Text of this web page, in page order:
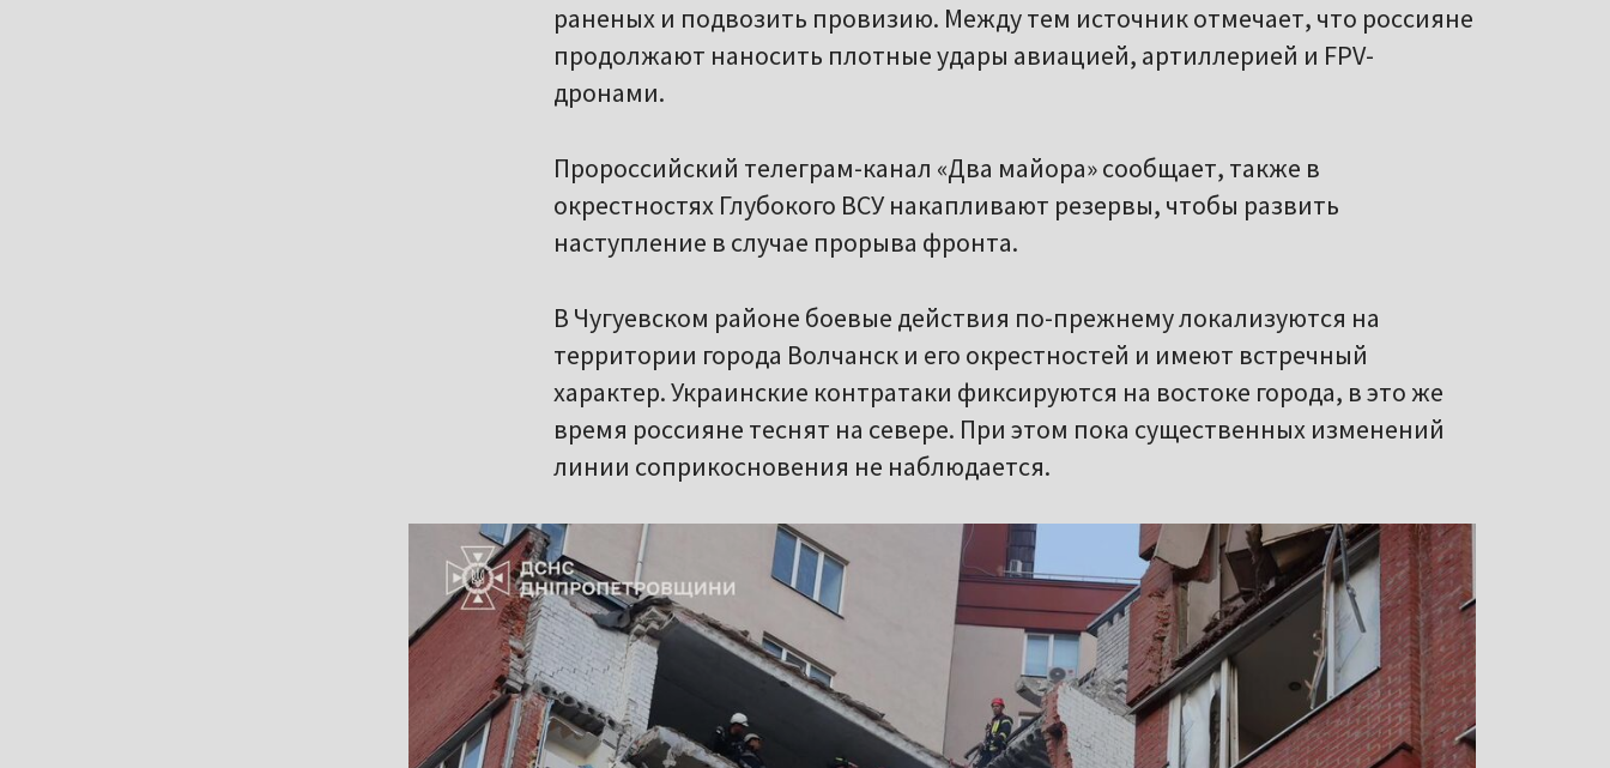
раненых и подвозить провизию. Между тем источник отмечает, что россияне
продолжают наносить плотные удары авиацией, артиллерией и FPV-
дронами.
Пророссийский телеграм-канал «Два майора» сообщает, также в
окрестностях Глубокого ВСУ накапливают резервы, чтобы развить
наступление в случае прорыва фронта.
В Чугуевском районе боевые действия по-прежнему локализуются на
территории города Волчанск и его окрестностей и имеют встречный
характер. Украинские контратаки фиксируются на востоке города, в это же
время россияне теснят на севере. При этом пока существенных изменений
линии соприкосновения не наблюдается.